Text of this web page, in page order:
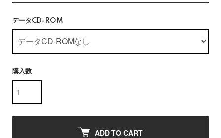
データCD-ROM
購入数
ADD TO CART